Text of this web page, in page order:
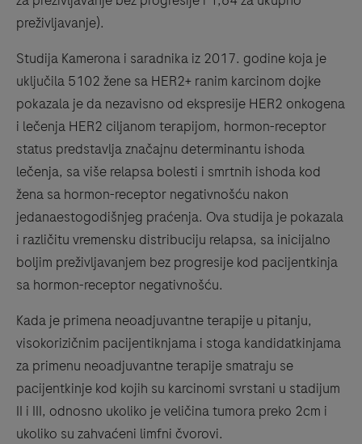
preživljavanje).
Studija Kamerona i saradnika iz 2017. godine koja je
uključila 5102 žene sa HER2+ ranim karcinom dojke
pokazala je da nezavisno od ekspresije HER2 onkogena
i lečenja HER2 ciljanom terapijom, hormon-receptor
status predstavlja značajnu determinantu ishoda
lečenja, sa više relapsa bolesti i smrtnih ishoda kod
žena sa hormon-receptor negativnošću nakon
jedanaestogodišnjeg praćenja. Ova studija je pokazala
i različitu vremensku distribuciju relapsa, sa inicijalno
boljim preživljavanjem bez progresije kod pacijentkinja
sa hormon-receptor negativnošću.
Kada je primena neoadjuvantne terapije u pitanju,
visokorizičnim pacijentiknjama i stoga kandidatkinjama
za primenu neoadjuvantne terapije smatraju se
pacijentkinje kod kojih su karcinomi svrstani u stadijum
II i III, odnosno ukoliko je veličina tumora preko 2cm i
ukoliko su zahvaćeni limfni čvorovi.